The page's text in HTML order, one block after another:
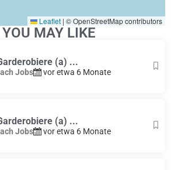
Leaflet | © OpenStreetMap contributors
MAY LIKE
(a) ...
Jobs vor etwa 6 Monate
(a) ...
Jobs vor etwa 6 Monate